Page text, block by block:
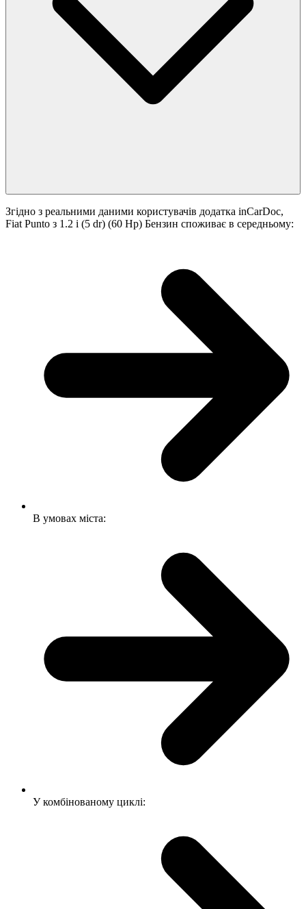
Згідно з реальними даними користувачів додатка inCarDoc,
Fiat Punto з 1.2 i (5 dr) (60 Hp) Бензин споживає в середньому:
В умовах міста:
У комбінованому циклі: